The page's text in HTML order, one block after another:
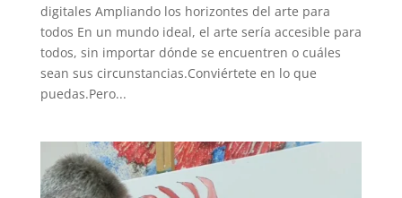
digitales Ampliando los horizontes del arte para
todos En un mundo ideal, el arte sería accesible para
todos, sin importar dónde se encuentren o cuáles
sean sus circunstancias.Conviértete en lo que
puedas.Pero...